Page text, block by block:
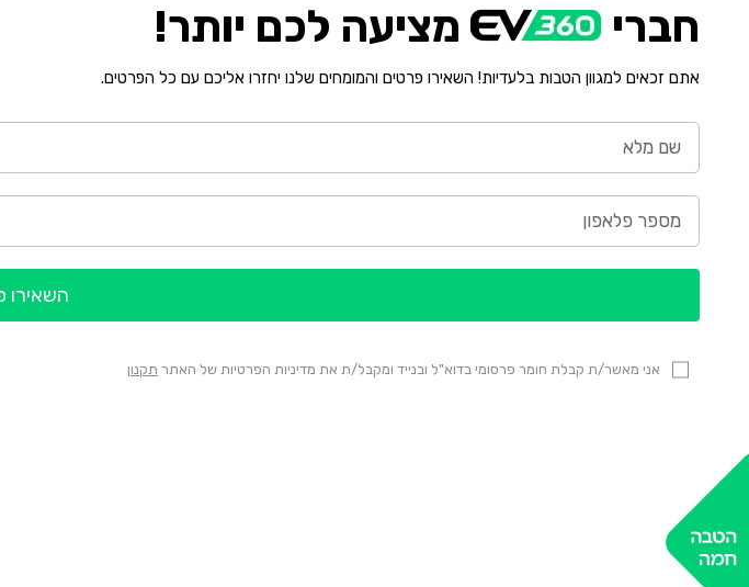
חברי מציעה לכם יותר!
אתם זכאים למגוון הטבות בלעדיות! השאירו פרטים והמומחים שלנו יחזרו אליכם עם כל הפרטים.
אני מאשר/ת קבלת חומר פרסומי בדוא"ל ובנייד ומקבל/ת את מדיניות הפרטיות של האתר תקנון
השאירו